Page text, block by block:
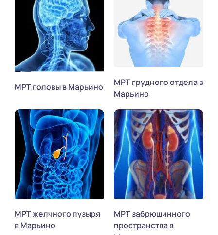
МРТ головы в Марьино
МРТ грудного отдела в
Марьино
МРТ желчного пузыря
в Марьино
МРТ забрюшинного
пространства в